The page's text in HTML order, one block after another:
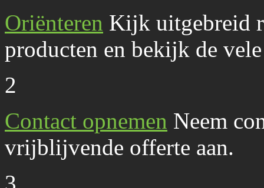
Oriënteren Kijk uitgebreid
producten en bekijk de
2
Contact opnemen Neem
vrijblijvende offerte aan.
3